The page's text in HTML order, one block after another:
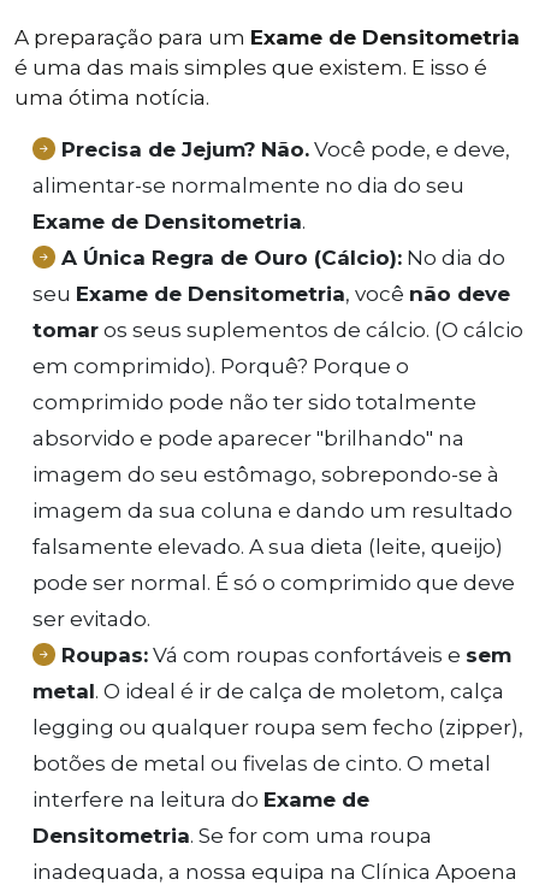
A preparação para um Exame de Densitometria
é uma das mais simples que existem. E isso é
uma ótima notícia.
Precisa de Jejum? Não. Você pode, e deve,
alimentar-se normalmente no dia do seu
Exame de Densitometria.
A Única Regra de Ouro (Cálcio): No dia do
seu Exame de Densitometria, você não deve
tomar os seus suplementos de cálcio. (O cálcio
em comprimido). Porquê? Porque o
comprimido pode não ter sido totalmente
absorvido e pode aparecer "brilhando" na
imagem do seu estômago, sobrepondo-se à
imagem da sua coluna e dando um resultado
falsamente elevado. A sua dieta (leite, queijo)
pode ser normal. É só o comprimido que deve
ser evitado.
Roupas: Vá com roupas confortáveis e sem
metal. O ideal é ir de calça de moletom, calça
legging ou qualquer roupa sem fecho (zipper),
botões de metal ou fivelas de cinto. O metal
interfere na leitura do Exame de
Densitometria. Se for com uma roupa
inadequada, a nossa equipa na Clínica Apoena